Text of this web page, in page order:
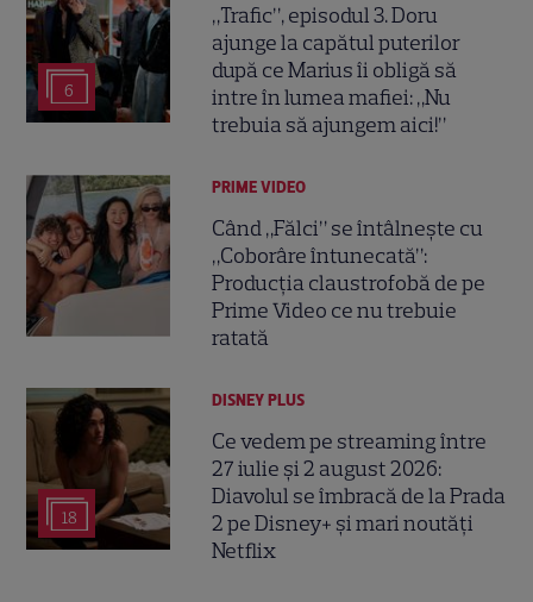
6
„Trafic”, episodul 3. Doru
ajunge la capătul puterilor
după ce Marius îi obligă să
intre în lumea mafiei: „Nu
trebuia să ajungem aici!”
PRIME VIDEO
Când „Fălci” se întâlnește cu
„Coborâre întunecată”:
Producția claustrofobă de pe
Prime Video ce nu trebuie
ratată
18
DISNEY PLUS
Ce vedem pe streaming între
27 iulie și 2 august 2026:
Diavolul se îmbracă de la Prada
2 pe Disney+ și mari noutăți
Netflix